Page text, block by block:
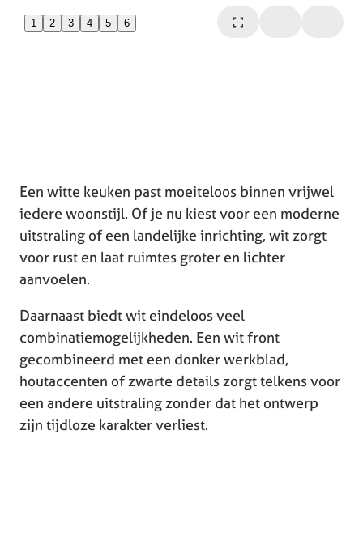
1 2 3 4 5 6
Een witte keuken past moeiteloos binnen vrijwel
iedere woonstijl. Of je nu kiest voor een moderne
uitstraling of een landelijke inrichting, wit zorgt
voor rust en laat ruimtes groter en lichter
aanvoelen.
Daarnaast biedt wit eindeloos veel
combinatiemogelijkheden. Een wit front
gecombineerd met een donker werkblad,
houtaccenten of zwarte details zorgt telkens voor
een andere uitstraling zonder dat het ontwerp
zijn tijdloze karakter verliest.